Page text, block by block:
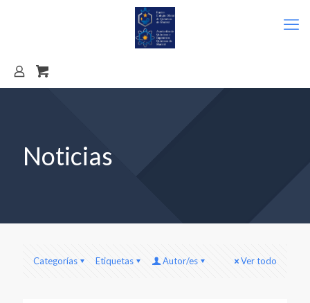
Noticias
Categorías Etiquetas Autor/es Ver todo